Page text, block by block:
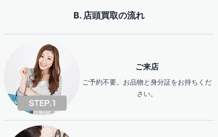
B. 店頭買取の流れ
ご来店
ご予約不要。お品物と身分証をお持ちくだ
さい。